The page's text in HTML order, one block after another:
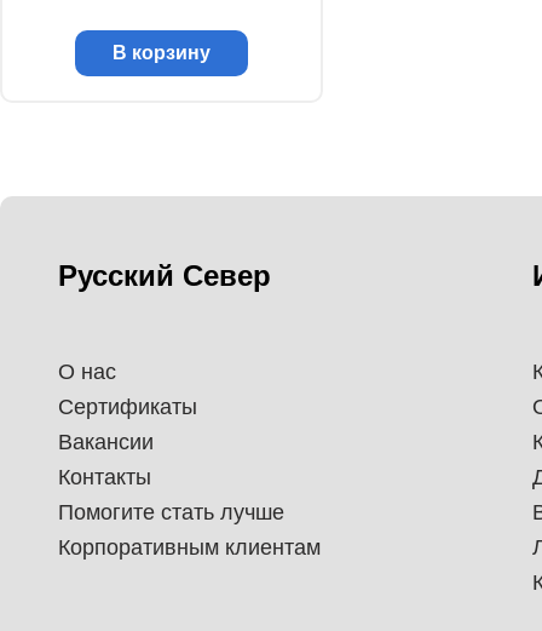
В корзину
Русский Север
О нас
Сертификаты
Вакансии
Контакты
Помогите стать лучше
Корпоративным клиентам